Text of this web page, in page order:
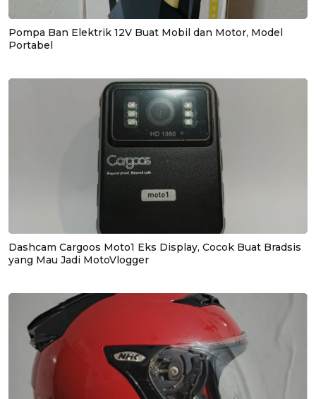
Pompa Ban Elektrik 12V Buat Mobil dan Motor, Model
Portabel
Dashcam Cargoos Moto1 Eks Display, Cocok Buat Bradsis
yang Mau Jadi MotoVlogger